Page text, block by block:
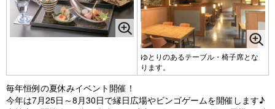
ゆとりのあるテーブル・椅子席とな
ります。
毎年恒例の夏休みイベント開催！
今年は7月25日～8月30日で縁日広場やビンゴゲームを開催します♪